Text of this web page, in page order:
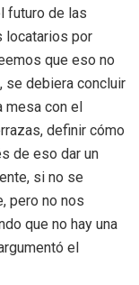
futuro de las
locatarios por
que eso no
se debiera concluir
mesa con el
definir cómo
de eso dar un
si no se
pero no nos
que no hay una
el